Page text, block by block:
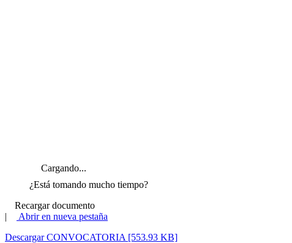
Cargando...
¿Está tomando mucho tiempo?
Recargar documento
|
Abrir en nueva pestaña
Descargar CONVOCATORIA [553.93 KB]